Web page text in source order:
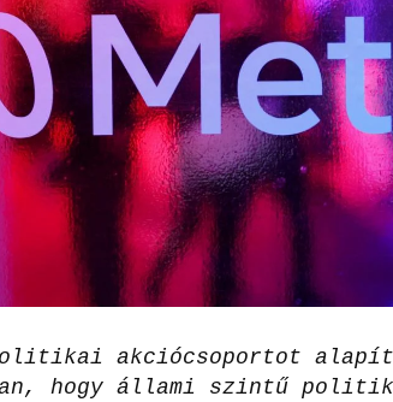
akciócsoportot alapít
hogy állami szintű